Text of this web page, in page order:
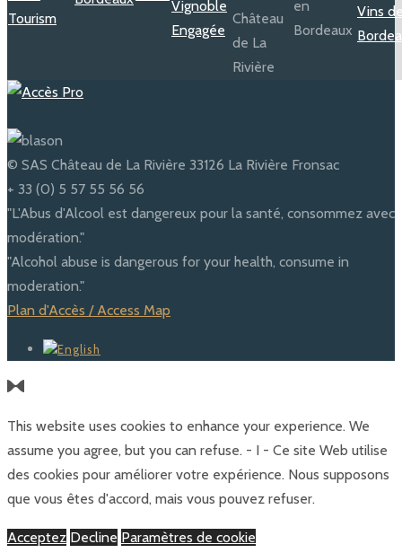
© SAS Château de La Rivière 33126 La Rivière Fronsac
+ 33 (0) 5 57 55 56 56
"L'Abus d'Alcool est dangereux pour la santé, consommez avec
modération."
"Alcohol abuse is dangerous for your health, consume in
moderation."
Plan d'Accès / Access Map
This website uses cookies to enhance your experience. We
assume you agree, but you can refuse. - I - Ce site Web utilise
des cookies pour améliorer votre expérience. Nous supposons
que vous êtes d'accord, mais vous pouvez refuser.
Acceptez Decline Paramètres de cookie